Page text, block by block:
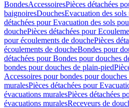
BondesAccessoiresPièces détachées
baignoiresDouchesEvacuation des sols
détachées pour Evacuation des sols
douchePièces détachées pour
pour écoulements de douchePièces
écoulements de doucheBondes pour
détachées pour Bondes pour douches
bondes pour douches de plain-pied
Accessoires pour bondes pour
muralesPièces détachées pour
évacuations muralesPièces détachées
évacuations muralesReceveurs de